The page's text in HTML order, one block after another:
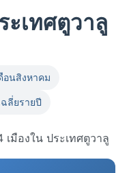
เทศตูวาลู
อนสิงหาคม
ฉลี่ยรายปี
มืองใน ประเทศตูวาลู